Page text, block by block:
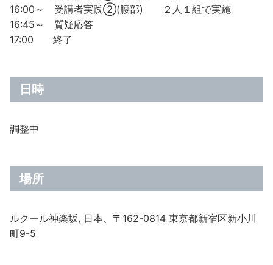
16:00～ 受講者実践➁(腰部) ２人１組で実施
16:45～ 質疑応答
17:00 終了
日時
調整中
場所
ルクール神楽坂, 日本、〒162-0814 東京都新宿区新小川
町9-5